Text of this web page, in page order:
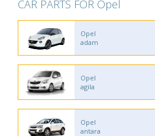
CAR PARTS FOR Opel
Opel
adam
Opel
agila
Opel
antara